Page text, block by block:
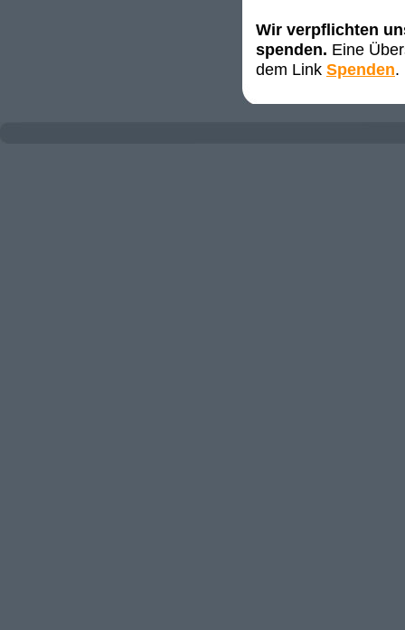
Wir verpflichten
spenden. Eine
dem Link Spenden.